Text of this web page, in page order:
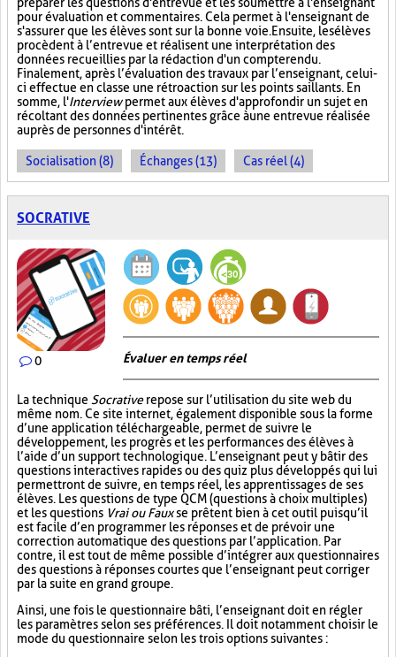
pour évaluation et commentaires. Cela permet à l'enseignant de
s'assurer que les élèves sont sur la bonne voie. Ensuite, les élèves
procèdent à l’entrevue et réalisent une interprétation des
données recueillies par la rédaction d'un compte rendu.
Finalement, après l’évaluation des travaux par l’enseignant, celui-
ci effectue en classe une rétroaction sur les points saillants. En
somme, l'Interviewpermet aux élèves d'approfondir un sujet en
récoltant des données pertinentes grâce à une entrevue réalisée
auprès de personnes d'intérêt.
Socialisation (8) Échanges (13) Cas réel (4)
SOCRATIVE
0 Évaluer en temps réel
La technique Socrativerepose sur l’utilisation du site web du
même nom. Ce site internet, également disponible sous la forme
d’une application téléchargeable, permet de suivre le
développement, les progrès et les performances des élèves à
l’aide d’un support technologique. L’enseignant peut y bâtir des
questions interactives rapides ou des quiz plus développés qui lui
permettront de suivre, en temps réel, les apprentissages de ses
élèves. Les questions de type QCM (questions à choix multiples)
et les questions Vrai ou Fauxse prêtent bien à cet outil puisqu’il
est facile d’en programmer les réponses et de prévoir une
correction automatique des questions par l’application. Par
contre, il est tout de même possible d’intégrer aux questionnaires
des questions à réponses courtes que l’enseignant peut corriger
par la suite en grand groupe.
Ainsi, une fois le questionnaire bâti, l’enseignant doit en régler
les paramètres selon ses préférences. Il doit notamment choisir le
mode du questionnaire selon les trois options suivantes :